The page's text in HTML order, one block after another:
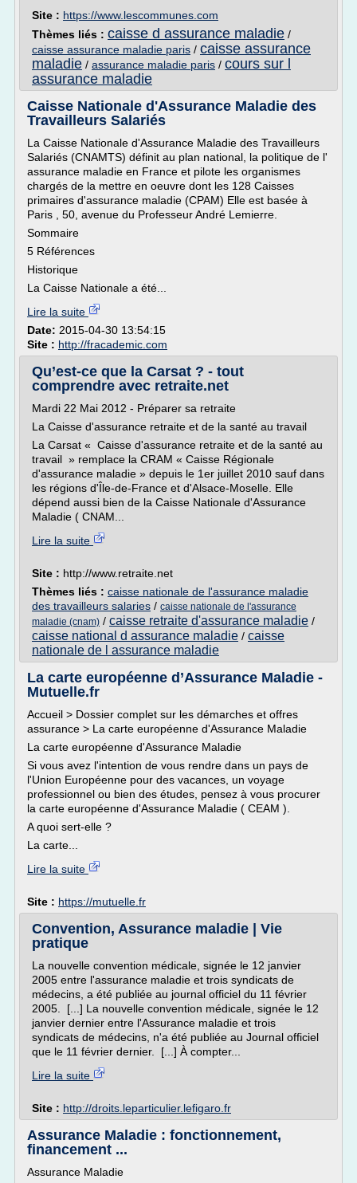
Site : https://www.lescommunes.com
Thèmes liés : caisse d assurance maladie /
caisse assurance maladie paris / caisse assurance
maladie / assurance maladie paris / cours sur l
assurance maladie
Caisse Nationale d'Assurance Maladie des
Travailleurs Salariés
La Caisse Nationale d'Assurance Maladie des Travailleurs
Salariés (CNAMTS) définit au plan national, la politique de l'
assurance maladie en France et pilote les organismes
chargés de la mettre en oeuvre dont les 128 Caisses
primaires d'assurance maladie (CPAM) Elle est basée à
Paris , 50, avenue du Professeur André Lemierre.
Sommaire
5 Références
Historique
La Caisse Nationale a été...
Lire la suite
Date: 2015-04-30 13:54:15
Site : http://fracademic.com
Qu’est-ce que la Carsat ? - tout
comprendre avec retraite.net
Mardi 22 Mai 2012 - Préparer sa retraite
La Caisse d'assurance retraite et de la santé au travail
La Carsat « Caisse d'assurance retraite et de la santé au
travail » remplace la CRAM « Caisse Régionale
d'assurance maladie » depuis le 1er juillet 2010 sauf dans
les régions d'Île-de-France et d'Alsace-Moselle. Elle
dépend aussi bien de la Caisse Nationale d'Assurance
Maladie ( CNAM...
Lire la suite
Site : http://www.retraite.net
Thèmes liés : caisse nationale de l'assurance maladie
des travailleurs salaries / caisse nationale de l'assurance
maladie (cnam) / caisse retraite d'assurance maladie /
caisse national d assurance maladie / caisse
nationale de l assurance maladie
La carte européenne d’Assurance Maladie -
Mutuelle.fr
Accueil > Dossier complet sur les démarches et offres
assurance > La carte européenne d'Assurance Maladie
La carte européenne d'Assurance Maladie
Si vous avez l'intention de vous rendre dans un pays de
l'Union Européenne pour des vacances, un voyage
professionnel ou bien des études, pensez à vous procurer
la carte européenne d'Assurance Maladie ( CEAM ).
A quoi sert-elle ?
La carte...
Lire la suite
Site : https://mutuelle.fr
Convention, Assurance maladie | Vie
pratique
La nouvelle convention médicale, signée le 12 janvier
2005 entre l'assurance maladie et trois syndicats de
médecins, a été publiée au journal officiel du 11 février
2005. [...] La nouvelle convention médicale, signée le 12
janvier dernier entre l'Assurance maladie et trois
syndicats de médecins, n'a été publiée au Journal officiel
que le 11 février dernier. [...] À compter...
Lire la suite
Site : http://droits.leparticulier.lefigaro.fr
Assurance Maladie : fonctionnement,
financement ...
Assurance Maladie